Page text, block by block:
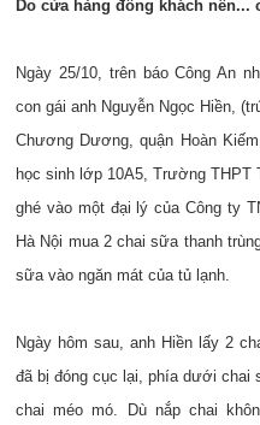
Do cửa hàng đông khách nên...
Ngày 25/10, trên báo Công An
con gái anh Nguyễn Ngọc Hiền,
Chương Dương, quận Hoàn
học sinh lớp 10A5, Trường THPT
ghé vào một đại lý của Công ty
Hà Nội mua 2 chai sữa thanh
sữa vào ngăn mát của tủ lạnh.
Ngày hôm sau, anh Hiền lấy 2
đã bị đóng cục lại, phía dưới chai
chai méo mó. Dù nắp chai